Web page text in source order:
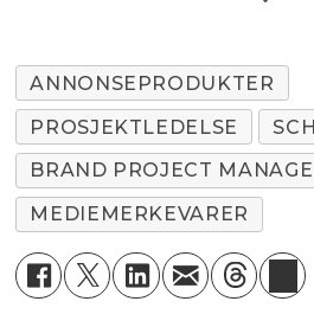
ANNONSEPRODUKTER
PROSJEKTLEDELSE
BRAND PROJECT
MEDIEMERKEVARER